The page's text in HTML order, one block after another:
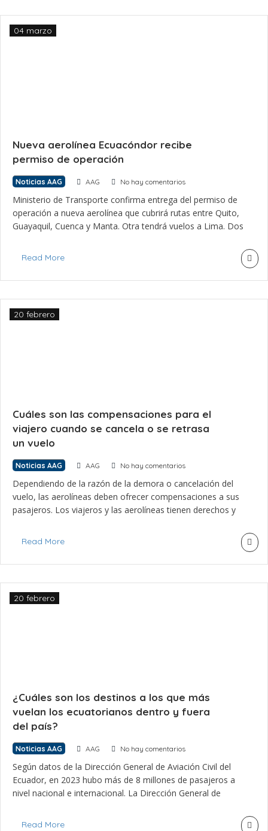
Nueva aerolínea Ecuacóndor recibe
permiso de operación
04 marzo
Noticias AAG AAG No hay comentarios
Ministerio de Transporte confirma entrega del permiso de
operación a nueva aerolínea que cubrirá rutas entre Quito,
Guayaquil, Cuenca y Manta. Otra tendrá vuelos a Lima. Dos
gestionan sus permisos para operar en el mercado local de
internacional, […]
Read More
Cuáles son las compensaciones para el
viajero cuando se cancela o se retrasa
un vuelo
20 febrero
Noticias AAG AAG No hay comentarios
Dependiendo de la razón de la demora o cancelación del
vuelo, las aerolíneas deben ofrecer compensaciones a sus
pasajeros. Los viajeros y las aerolíneas tienen derechos y
de avión hasta que el pasajero y su equipaje llega a su
Read More
¿Cuáles son los destinos a los que más
vuelan los ecuatorianos dentro y fuera
del país?
20 febrero
Noticias AAG AAG No hay comentarios
Según datos de la Dirección General de Aviación Civil del
Ecuador, en 2023 hubo más de 8 millones de pasajeros a
nivel nacional e internacional. La Dirección General de
pasajeros aéreos en el país. Los números son el reflejo de
Read More